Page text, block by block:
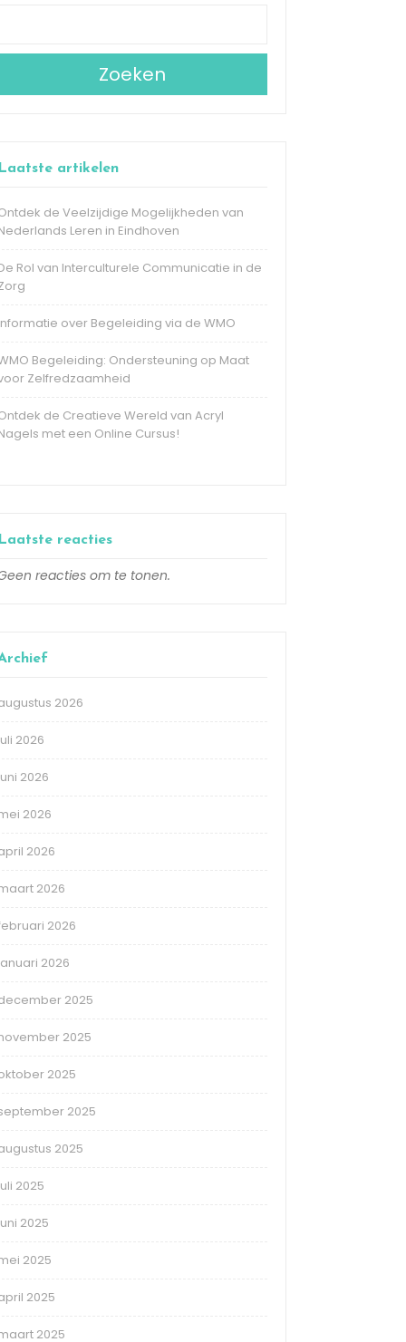
Zoeken
Laatste artikelen
de Veelzijdige Mogelijkheden van
Leren in Eindhoven
Rol van Interculturele Communicatie in de
over Begeleiding via de WMO
Begeleiding: Ondersteuning op Maat
Zelfredzaamheid
de Creatieve Wereld van Acryl
met een Online Cursus!
Laatste reacties
reacties om te tonen.
2026
2026
2026
2026
2026
2026
2026
2026
2025
2025
2025
2025
2025
2025
2025
2025
2025
2025